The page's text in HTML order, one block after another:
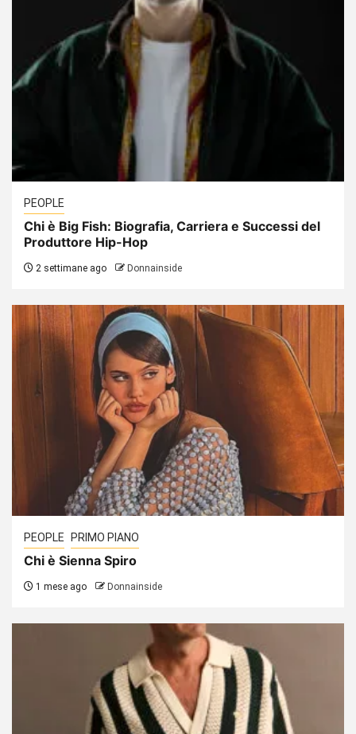
PEOPLE
Chi è Big Fish: Biografia, Carriera e Successi del
Produttore Hip-Hop
2 settimane ago Donnainside
PEOPLE PRIMO PIANO
Chi è Sienna Spiro
1 mese ago Donnainside